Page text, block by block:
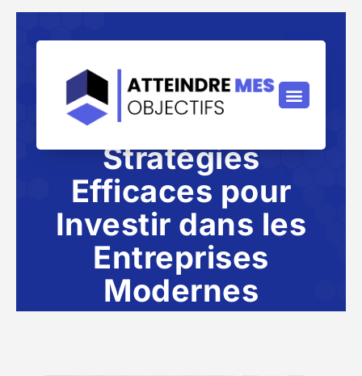
Stratégies
Efficaces pour
Investir dans les
Entreprises
Modernes